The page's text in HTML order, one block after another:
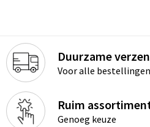
Duurzame
Voor alle bestellingen
Ruim
Genoeg keuze